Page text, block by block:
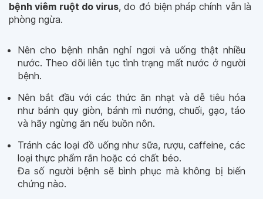
bệnh viêm ruột do virus, do đó biện pháp chính vẫn là
phòng ngừa.
Nên cho bệnh nhân nghỉ ngơi và uống thật nhiều
nước. Theo dõi liên tục tình trạng mất nước ở người
bệnh.
Nên bắt đầu với các thức ăn nhạt và dễ tiêu hóa
như bánh quy giòn, bánh mì nướng, chuối, gạo, táo
và hãy ngừng ăn nếu buồn nôn.
Tránh các loại đồ uống như sữa, rượu, caffeine, các
loại thực phẩm rắn hoặc có chất béo.
Đa số người bệnh sẽ bình phục mà không bị biến
chứng nào.